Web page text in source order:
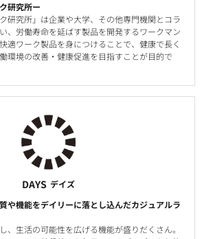
研究所ー
ク研究所」は企業や大学、その他専門機関とコラ
、労働寿命を延ばす製品を開発するワークマン
適ワーク製品を身につけることで、健康で長く
環境の改善・健康促進を目指すことが目的で
DAYS デイズ
や機能をデイリーに落とし込んだカジュアルラ
、生活の可能性を広げる機能が盛りだくさん。